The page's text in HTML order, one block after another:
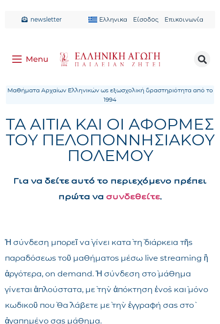
newsletter Ελληνικα Είσοδος Επικοινωνία
Μαθήματα Αρχαίων Ελληνικών ως εξωσχολική δραστηριότητα από το
1994
ΤΑ ΑΙΤΙΑ ΚΑΙ ΟΙ ΑΦΟΡΜΕΣ
ΤΟΥ ΠΕΛΟΠΟΝΝΗΣΙΑΚΟΥ
ΠΟΛΕΜΟΥ
Για να δείτε αυτό το περιεχόμενο πρέπει
πρώτα να συνδεθείτε.
Ἡ σύνδεση μπορεῖ νὰ γίνει κατὰ τὴ διάρκεια τῆς
παραδόσεως τοῦ μαθήματος μέσω live streaming ἢ
ἀργότερα, on demand. Ἡ σύνδεση στὸ μάθημα
γίνεται ἁπλούστατα, μὲ τὴν ἀπόκτηση ἑνὸς καὶ μόνο
κωδικοῦ ποὺ θὰ λάβετε μὲ τὴν ἐγγραφή σας στὸ
ἀγαπημένο σας μάθημα.